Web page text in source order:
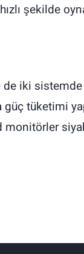
şekilde
de iki
tüketimi
monitörler